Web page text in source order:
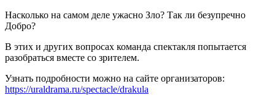
Насколько на самом деле ужасно Зло? Так ли безупречно
Добро?
В этих и других вопросах команда спектакля попытается
разобраться вместе со зрителем.
Узнать подробности можно на сайте организаторов:
https://uraldrama.ru/spectacle/drakula